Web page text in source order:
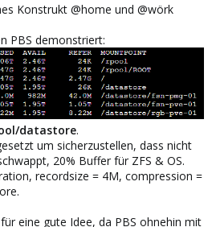
Konstrukt @home und @wörk
PBS demonstriert:
datastore.
um sicherzustellen, dass nicht
20% Buffer für ZFS & OS.
recordsize = 4M, compression =
eine gute Idee, da PBS ohnehin mit